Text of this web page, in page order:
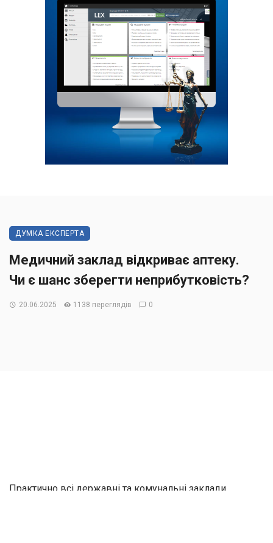
ДУМКА ЕКСПЕРТА
Медичний заклад відкриває аптеку.
Чи є шанс зберегти неприбутковість?
20.06.2025 1138 переглядів 0
Практично всі державні та комунальні заклади